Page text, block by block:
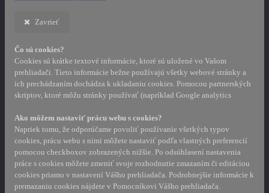
Zavrieť
Čo sú cookies?
Cookies sú krátke textové informácie, ktoré sú uložené vo Vašom
prehliadači. Tieto informácie bežne používajú všetky webové stránky a
ich prechádzaním dochádza k ukladaniu cookies. Pomocou partnerských
skriptov, ktoré môžu stránky používať (napríklad Google analytics
Ako môžem nastaviť prácu webu s cookies?
Napriek tomu, že odporúčame povoliť používanie všetkých typov
cookies, prácu webu s nimi môžete nastaviť podľa vlastných preferencií
pomocou checkboxov zobrazených nižšie. Po odsúhlasení nastavenia
práce s cookies môžete zmeniť svoje rozhodnutie zmazaním či editáciou
cookies priamo v nastavení Vášho prehliadača. Podrobnejšie informácie k
premazaniu cookies nájdete v Pomocníkovi Vášho prehliadača.